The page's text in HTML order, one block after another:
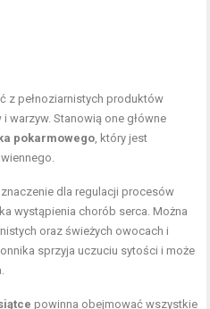
z pełnoziarnistych produktów
warzyw. Stanowią one główne
pokarmowego, który jest
dla regulacji procesów
wystąpienia chorób serca. Można
oraz świeżych owocach i
sprzyja uczuciu sytości i może
powinna obejmować wszystkie